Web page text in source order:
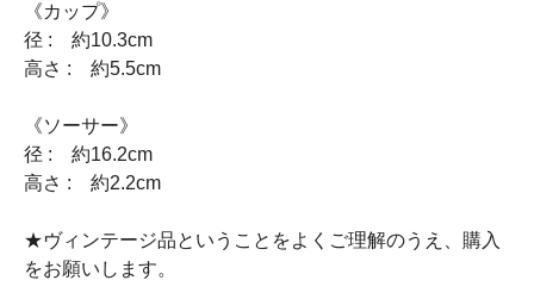
《カップ》
径 : 約10.3cm
高さ : 約5.5cm
《ソーサー》
径 : 約16.2cm
高さ : 約2.2cm
★ヴィンテージ品ということをよくご理解のうえ、購入
をお願いします。